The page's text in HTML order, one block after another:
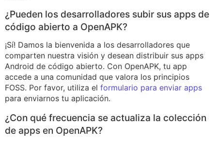
¿Pueden los desarrolladores subir sus apps de
código abierto a OpenAPK?
¡Sí! Damos la bienvenida a los desarrolladores que
comparten nuestra visión y desean distribuir sus apps
Android de código abierto. Con OpenAPK, tu app
accede a una comunidad que valora los principios
FOSS. Por favor, utiliza el formulario para enviar apps
para enviarnos tu aplicación.
¿Con qué frecuencia se actualiza la colección
de apps en OpenAPK?